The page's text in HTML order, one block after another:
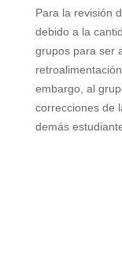
Para la revisión
debido a la
grupos para ser
embargo, al
correcciones de
demás